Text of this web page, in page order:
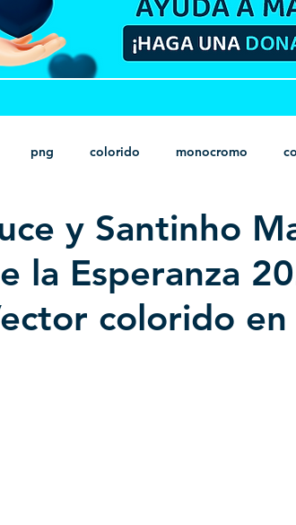
png colorido monocromo
paquetes infantil HD sin
y Santinho
la Esperanza
colorido en